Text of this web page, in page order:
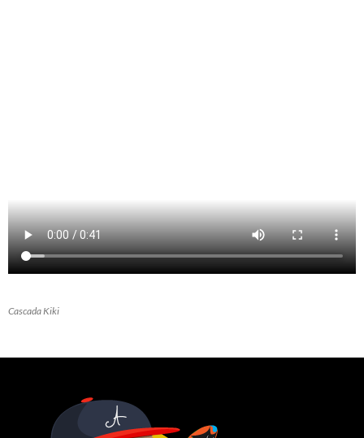
Cascada Kiki